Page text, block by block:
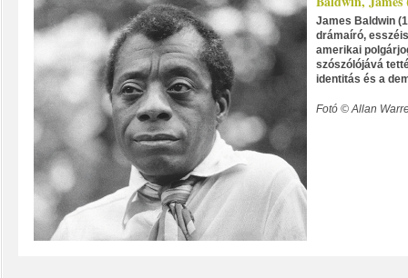
James Baldwin
drámaíró,
amerikai
szószólójává
identitás és a
Fotó © Allan